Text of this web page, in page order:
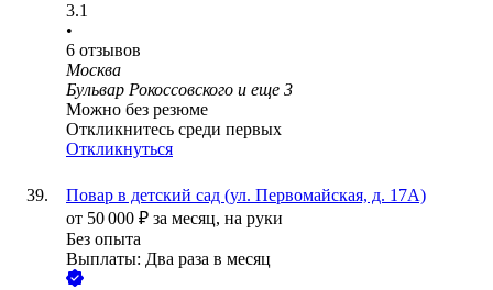
3.1
•
6 отзывов
Москва
Бульвар Рокоссовского и еще 3
Можно без резюме
Откликнитесь среди первых
Откликнуться
Повар в детский сад (ул. Первомайская, д. 17А)
от 50 000 ₽ за месяц, на руки
Без опыта
Выплаты: Два раза в месяц